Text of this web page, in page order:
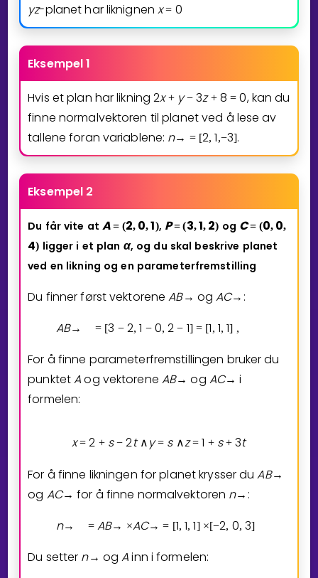
yz-planet har liknignenx = 0
Eksempel 1
Hvis et plan har likning2x + y − 3z + 8 = 0, kan du
finne normalvektoren til planet ved å lese av
tallene foran variablene: n→ = [2, 1,−3].
Eksempel 2
Du får vite at A= (2, 0, 1), P= (3,1, 2) og C= (0, 0,
4) ligger i et plan α, og du skal beskrive planet
ved en likning og en parameterfremstilling
Du finner først vektoreneAB→ ogAC→ :
AB→ = [3 − 2, 1 − 0, 2 − 1] = [1, 1, 1] ,
For å finne parameterfremstillingen bruker du
punktetAog vektorene AB→ og AC→ i
formelen:
x = 2 + s − 2t ∧ y = s ∧z = 1 + s + 3t
For å finne likningen for planet krysser duAB→
og AC→ for å finne normalvektoren n→ :
n→ = AB→ ×AC→ = [1, 1, 1] ×[−2, 0, 3]
Du setter n→ ogAinn i formelen: